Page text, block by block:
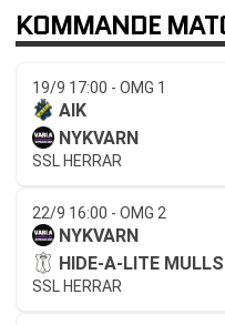
KOMMANDE
19/9 17:00 - OMG 1
AIK
NYKVARN
SSL HERRAR
22/9 16:00 - OMG 2
NYKVARN
HIDE-A-LITE
SSL HERRAR